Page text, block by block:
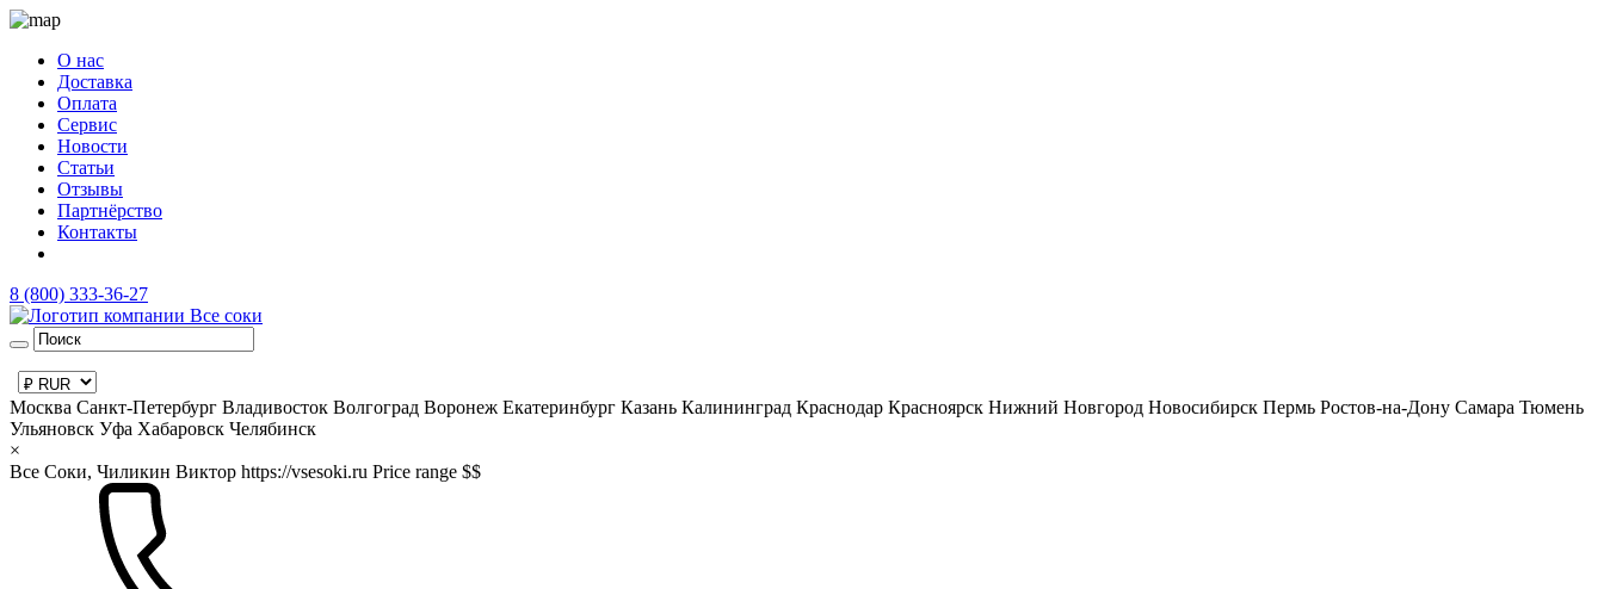
О нас
Доставка
Оплата
Сервис
Новости
Статьи
Отзывы
Партнёрство
Контакты
8 (800) 333-36-27
Москва Санкт-Петербург Владивосток Волгоград Воронеж Екатеринбург Казань Калининград Краснодар Красноярск Нижний Новгород Новосибирск Пермь Ростов-на-Дону Самара Тюмень
Ульяновск Уфа Хабаровск Челябинск
×
Все Соки, Чиликин Виктор https://vsesoki.ru Price range $$